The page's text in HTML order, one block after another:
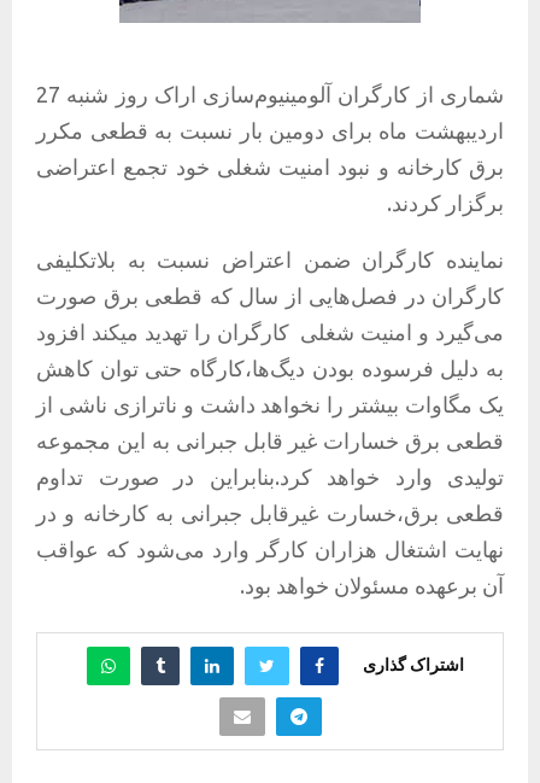
شماری از کارگران آلومینیوم‌سازی اراک روز شنبه 27
اردیبهشت ماه برای دومین بار نسبت به قطعی مکرر
برق کارخانه و نبود امنیت شغلی خود تجمع اعتراضی
برگزار کردند.
نماینده کارگران ضمن اعتراض نسبت به بلاتکلیفی
کارگران در فصل‌هایی از سال که قطعی برق صورت
می‌گیرد و امنیت شغلی کارگران را تهدید میکند افزود
به دلیل فرسوده بودن دیگ‌ها،کارگاه حتی توان کاهش
یک مگاوات بیشتر را نخواهد داشت و ناترازی ناشی از
قطعی برق خسارات غیر قابل جبرانی به این مجموعه
تولیدی وارد خواهد کرد.بنابراین در صورت تداوم
قطعی برق،خسارت غیرقابل جبرانی به کارخانه و در
نهایت اشتغال هزاران کارگر وارد می‌شود که عواقب
آن برعهده مسئولان خواهد بود.
اشتراک گذاری